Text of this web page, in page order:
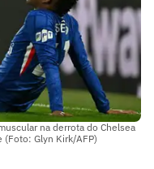
na derrota do Chelsea
(Foto: Glyn Kirk/AFP)